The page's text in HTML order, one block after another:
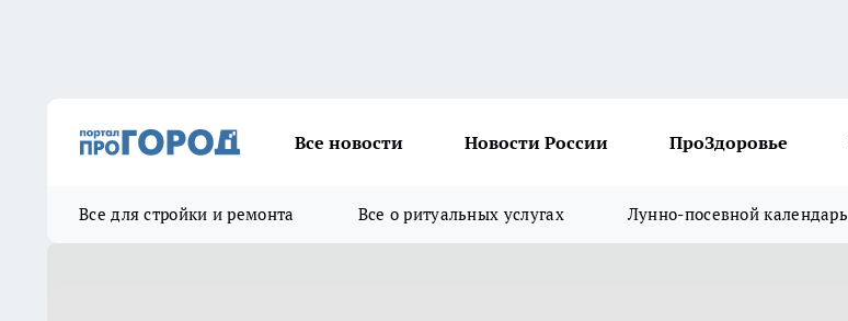
Все новости Новости России ПроЗдоровье
Все для стройки и ремонта Все о ритуальных услугах Лунно-посевной календарь